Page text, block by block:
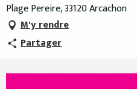
Plage Pereire, 33120 Arcachon
M'y rendre
Partager